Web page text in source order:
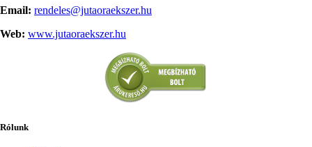
Email: rendeles@jutaoraekszer.hu
Web: www.jutaoraekszer.hu
Rólunk